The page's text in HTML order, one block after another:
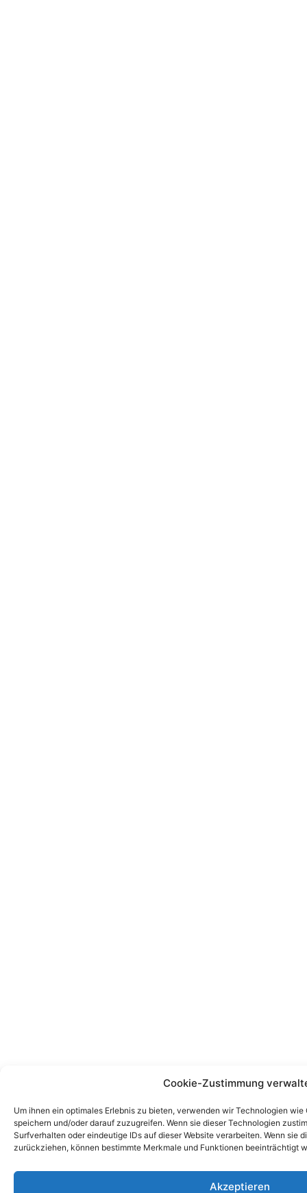
Cookie-Zustimmung
Um ihnen ein optimales Erlebnis zu bieten, verwenden wir Technologien
speichern und/oder darauf zuzugreifen. Wenn sie dieser Technologien
Surfverhalten oder eindeutige IDs auf dieser Website verarbeiten. Wenn sie
zurückziehen, können bestimmte Merkmale und Funktionen beeinträchtigt
Akzeptieren